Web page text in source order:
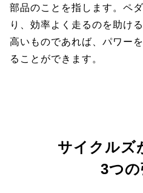
部品のことを指します。ペ
り、効率よく走るのを助け
高いものであれば、パワー
ることができます。
サイクルズ
3つ